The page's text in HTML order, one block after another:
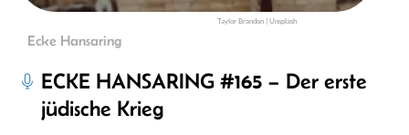
Taylor Brandon | Unsplash
Ecke Hansaring
ECKE HANSARING #165 – Der erste
jüdische Krieg